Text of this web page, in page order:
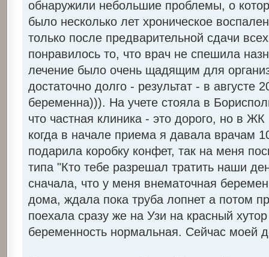
обнаружили небольшие проблемы, о
было несколько лет хроническое
только после предварительной сдачи
понравилось то, что врач не спешила
лечение было очень щадящим для
достаточно долго - результат - в августе
беременна))). На учете стояла в
что частная клиника - это дорого, но в
когда в начале приема я давала врачам
подарила коробку конфет, так на меня
типа "Кто тебе разрешал тратить наши
сначала, что у меня внематочная
дома, ждала пока труба лопнет а потом
поехала сразу же на Узи на красный
беременность нормальная. Сейчас моей